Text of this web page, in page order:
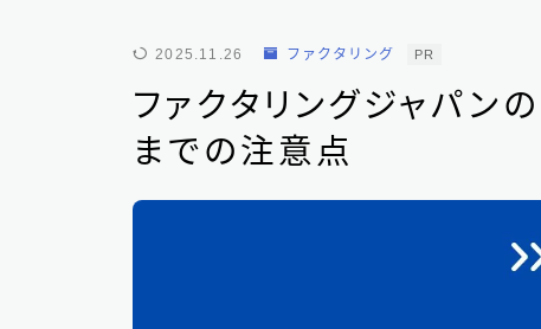
プライバシーポリシー
特定商取引法表記
2025.11.26 ファクタリング PR
ファクタリングジャパン
までの注意点